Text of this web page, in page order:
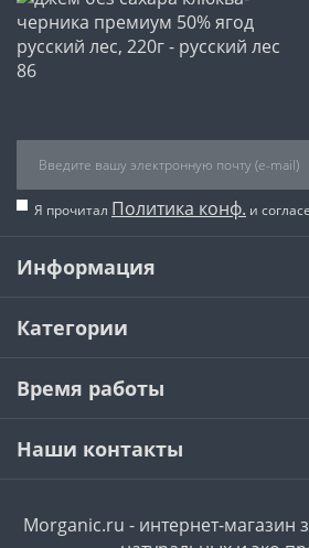
Я прочитал Политика конф. и
Информация
Категории
Время работы
Наши контакты
Morganic.ru - интернет-магазин